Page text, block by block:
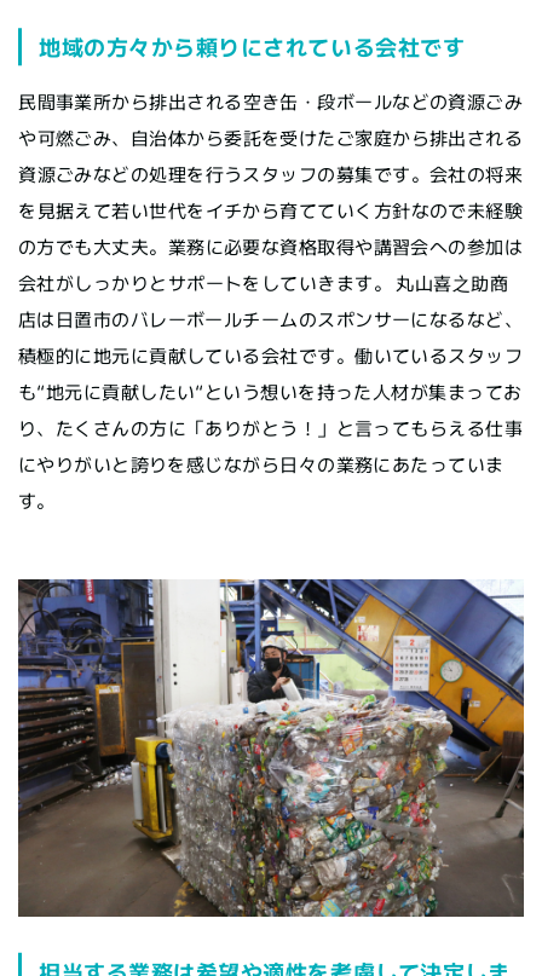
地域の方々から頼りにされている会社です
民間事業所から排出される空き缶・段ボールなどの資源ごみ
や可燃ごみ、自治体から委託を受けたご家庭から排出される
資源ごみなどの処理を行うスタッフの募集です。会社の将来
を見据えて若い世代をイチから育てていく方針なので未経験
の方でも大丈夫。業務に必要な資格取得や講習会への参加は
会社がしっかりとサポートをしていきます。 丸山喜之助商
店は日置市のバレーボールチームのスポンサーになるなど、
積極的に地元に貢献している会社です。働いているスタッフ
も“地元に貢献したい“という想いを持った人材が集まってお
り、たくさんの方に「ありがとう！」と言ってもらえる仕事
にやりがいと誇りを感じながら日々の業務にあたっていま
す。